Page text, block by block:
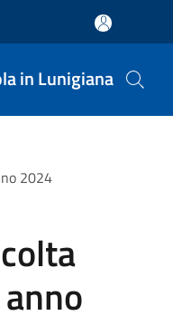
in Lunigiana
2024